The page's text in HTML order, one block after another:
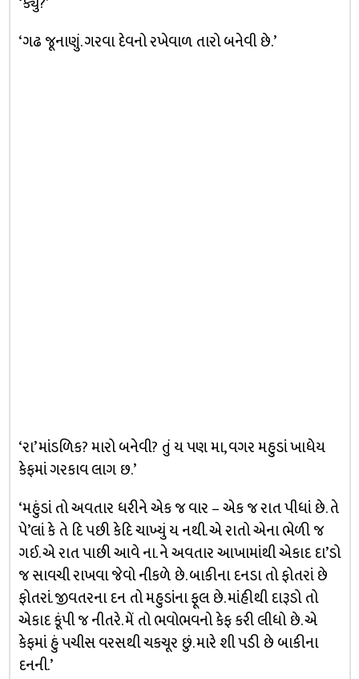
‘ગઢ જૂનાણું. ગરવા દેવનો રખેવાળ તારો બનેવી છે.’
‘રા’ માંડળિક? મારો બનેવી? તું ય પણ મા, વગર મહુડાં ખાધેય
કેફમાં ગરકાવ લાગ છ.’
‘મહુંડાં તો અવતાર ધરીને એક જ વાર – એક જ રાત પીધાં છે. તે
પે’લાં કે તે દિ પછી કેદિ ચાખ્યું ય નથી. એ રાતો એના ભેળી જ
ગઈ. એ રાત પાછી આવે ના. ને અવતાર આખામાંથી એકાદ દા’ડો
જ સાવચી રાખવા જેવો નીકળે છે. બાકીના દનડા તો ફોતરાં છે
ફોતરાં. જીવતરના દન તો મહુડાંના ફૂલ છે. માંહીથી દારૂડો તો
એકાદ કૂંપી જ નીતરે. મેં તો ભવોભવનો કેફ કરી લીધો છે. એ
કેફમાં હું પચીસ વરસથી ચકચૂર છું. મારે શી પડી છે બાકીના
દનની.’